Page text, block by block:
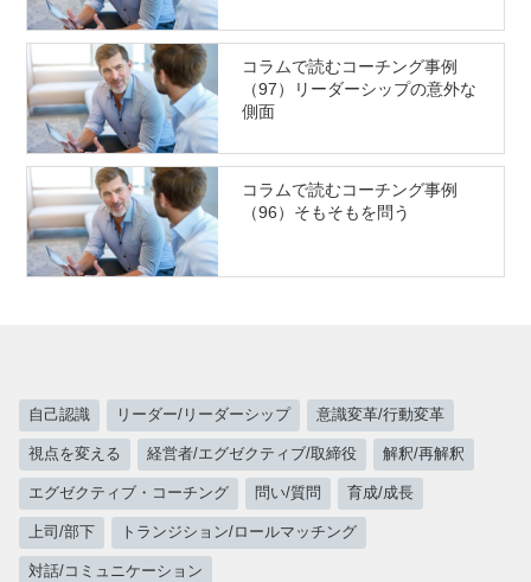
コラムで読むコーチング事例
（97）リーダーシップの意外な
側面
コラムで読むコーチング事例
（96）そもそもを問う
自己認識 リーダー/リーダーシップ 意識変革/行動変革
視点を変える 経営者/エグゼクティブ/取締役 解釈/再解釈
エグゼクティブ・コーチング 問い/質問 育成/成長
上司/部下 トランジション/ロールマッチング
対話/コミュニケーション